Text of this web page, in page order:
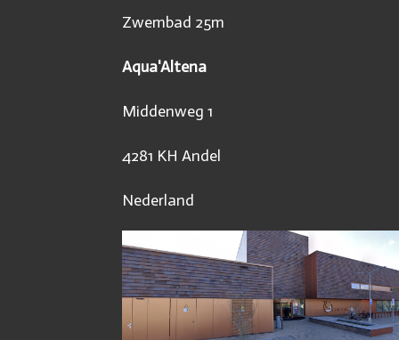
Zwembad 25m
Aqua'Altena
Middenweg 1
4281 KH Andel
Nederland